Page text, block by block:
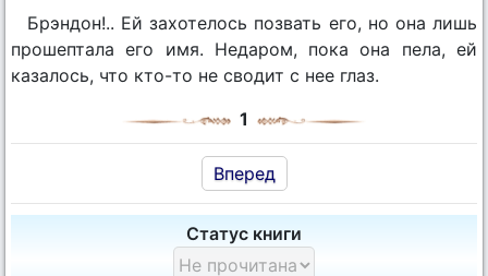
Брэндон!.. Ей захотелось позвать его, но она лишь
прошептала его имя. Недаром, пока она пела, ей
казалось, что кто-то не сводит с нее глаз.
1
Вперед
Статус книги